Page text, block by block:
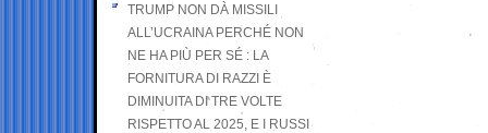
TRUMP NON DÀ MISSILI
ALL’UCRAINA PERCHÉ NON
NE HA PIÙ PER SÉ : LA
FORNITURA DI RAZZI È
DIMINUITA DI TRE VOLTE
RISPETTO AL 2025, E I RUSSI